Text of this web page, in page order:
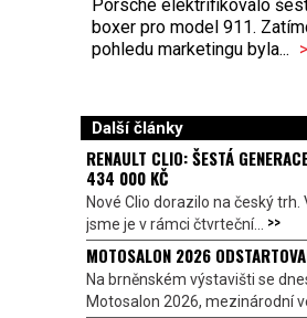
Porsche elektrifikovalo
boxer pro model 911.
pohledu marketingu byla...
Další články
RENAULT CLIO: ŠESTÁ
434 000 KČ
Nové Clio dorazilo na český trh.
jsme je v rámci čtvrteční... >>
MOTOSALON 2026
Na brněnském výstavišti se
Motosalon 2026, mezinárodní